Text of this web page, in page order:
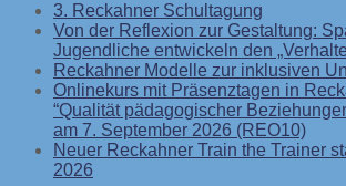
3. Reckahner Schultagung
Von der Reflexion zur Gestaltung:
Jugendliche entwickeln den
Reckahner Modelle zur inklusiven
Onlinekurs mit Präsenztagen in
“Qualität pädagogischer
am 7. September 2026 (REO10)
Neuer Reckahner Train the Trainer
2026